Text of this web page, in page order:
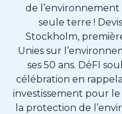
de
seule terre !
Stockholm,
Unies sur
ses 50 ans. DéFI
célébration en
investissement pour
la protection de